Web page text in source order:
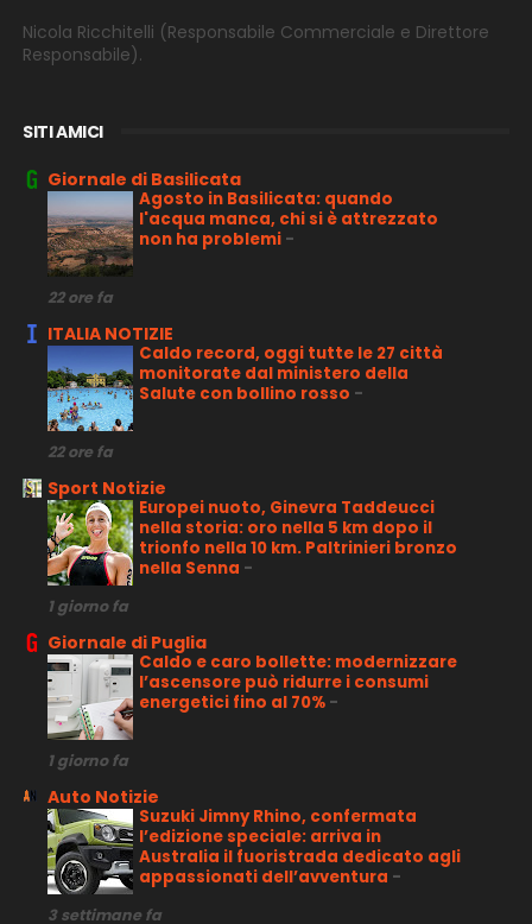
Nicola Ricchitelli (Responsabile Commerciale e Direttore
Responsabile).
SITI AMICI
Giornale di Basilicata
Agosto in Basilicata: quando
l'acqua manca, chi si è attrezzato
non ha problemi -
22 ore fa
ITALIA NOTIZIE
Caldo record, oggi tutte le 27 città
monitorate dal ministero della
Salute con bollino rosso -
22 ore fa
Sport Notizie
Europei nuoto, Ginevra Taddeucci
nella storia: oro nella 5 km dopo il
trionfo nella 10 km. Paltrinieri bronzo
nella Senna -
1 giorno fa
Giornale di Puglia
Caldo e caro bollette: modernizzare
l’ascensore può ridurre i consumi
energetici fino al 70% -
1 giorno fa
Auto Notizie
Suzuki Jimny Rhino, confermata
l’edizione speciale: arriva in
Australia il fuoristrada dedicato agli
appassionati dell’avventura -
3 settimane fa